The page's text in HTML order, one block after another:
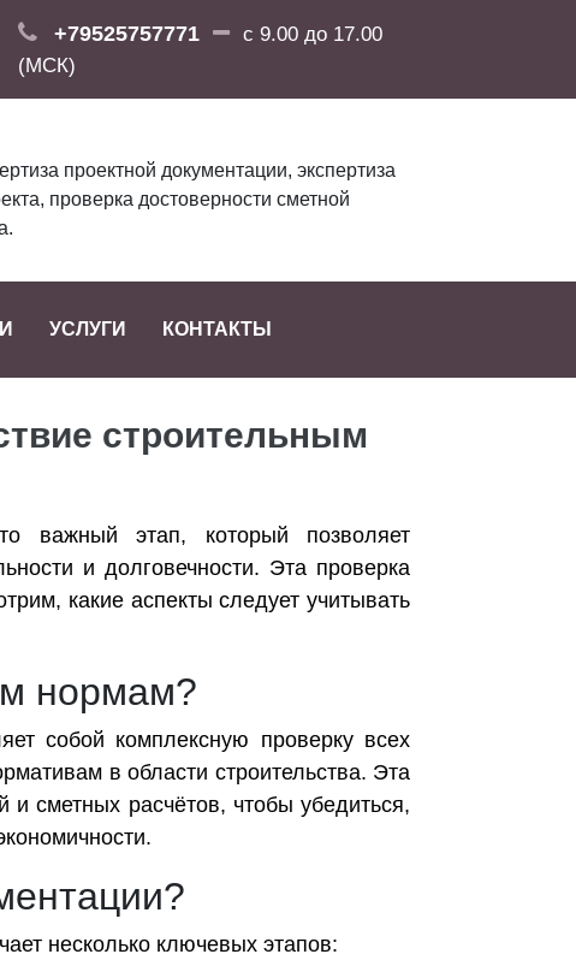
+79525757771
с 9.00 до 17.00
(МСК)
проектной документации, экспертиза
проверка достоверности сметной
УСЛУГИ КОНТАКТЫ
строительным
важный этап, который позволяет
и долговечности. Эта проверка
какие аспекты следует учитывать
нормам?
собой комплексную проверку всех
в области строительства. Эта
и сметных расчётов, чтобы убедиться,
несколько ключевых этапов: